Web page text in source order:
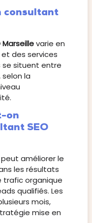
consultant
varie en
des services
se situent entre
la
on
SEO
améliorer le
les résultats
trafic organique
qualifiés. Les
mois,
mise en